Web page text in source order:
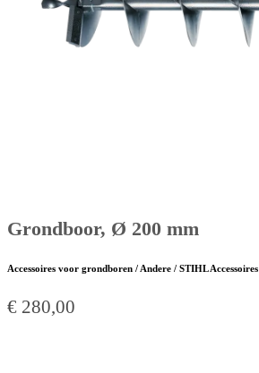
Grondboor, Ø 200 mm
Accessoires voor grondboren / Andere / STIHL Accessoires
€ 280,00